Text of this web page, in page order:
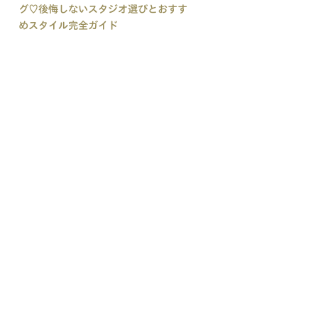
グ♡後悔しないスタジオ選びとおすす
めスタイル完全ガイド